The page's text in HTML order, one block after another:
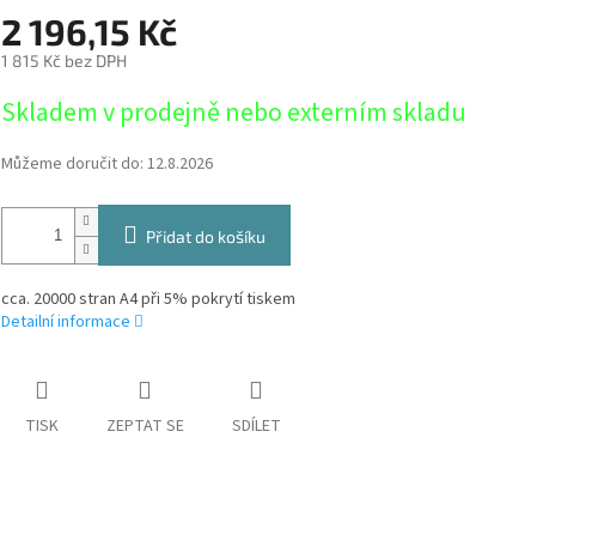
2 196,15 Kč
1 815 Kč bez DPH
cena:
Skladem v prodejně nebo externím skladu
Můžeme doručit do: 12.8.2026
Přidat do košíku
cca. 20000 stran A4 při 5% pokrytí tiskem
Detailní informace
TISK ZEPTAT SE SDÍLET